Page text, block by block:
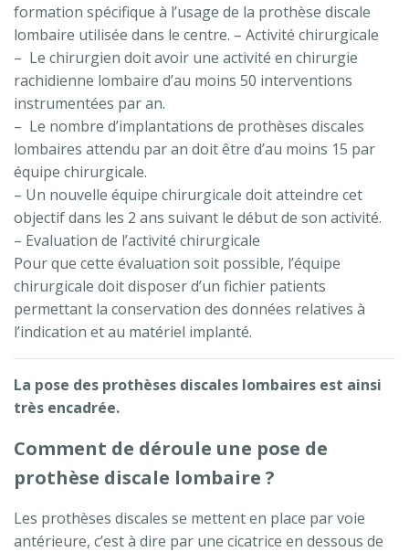
formation spécifique à l’usage de la prothèse discale
lombaire utilisée dans le centre. – Activité chirurgicale
– Le chirurgien doit avoir une activité en chirurgie
rachidienne lombaire d’au moins 50 interventions
instrumentées par an.
– Le nombre d’implantations de prothèses discales
lombaires attendu par an doit être d’au moins 15 par
équipe chirurgicale.
– Un nouvelle équipe chirurgicale doit atteindre cet
objectif dans les 2 ans suivant le début de son activité.
– Evaluation de l’activité chirurgicale
Pour que cette évaluation soit possible, l’équipe
chirurgicale doit disposer d’un fichier patients
permettant la conservation des données relatives à
l’indication et au matériel implanté.
La pose des prothèses discales lombaires est ainsi
très encadrée.
Comment de déroule une pose de
prothèse discale lombaire ?
Les prothèses discales se mettent en place par voie
antérieure, c’est à dire par une cicatrice en dessous de